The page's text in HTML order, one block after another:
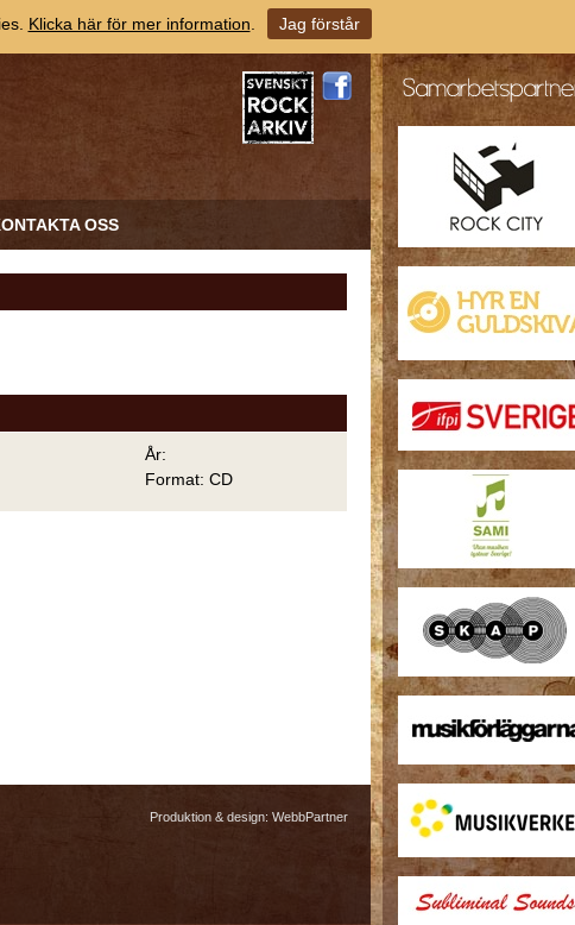
OSS
År:
Format: CD
Produktion & design: WebbPartner
Klicka här för mer information Jag förstår